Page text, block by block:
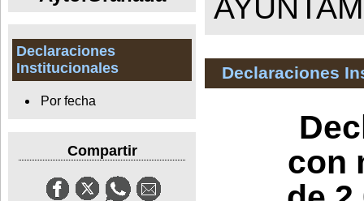
Declaraciones
Institucionales
Por fecha
Compartir
Declaraciones
con